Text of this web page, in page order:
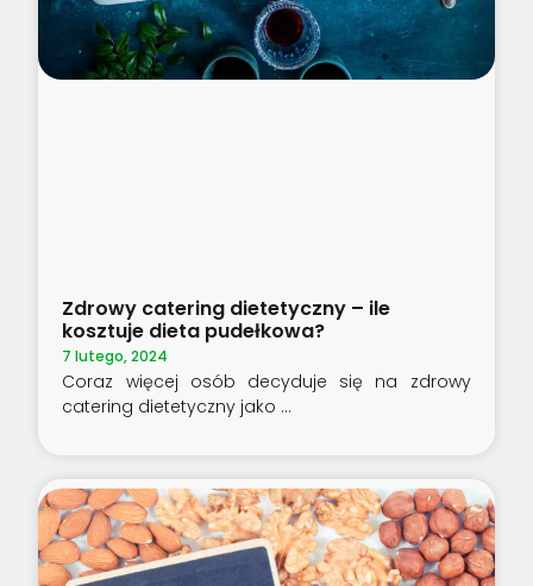
Zdrowy catering dietetyczny – ile
kosztuje dieta pudełkowa?
7 lutego, 2024
Coraz więcej osób decyduje się na zdrowy
catering dietetyczny jako